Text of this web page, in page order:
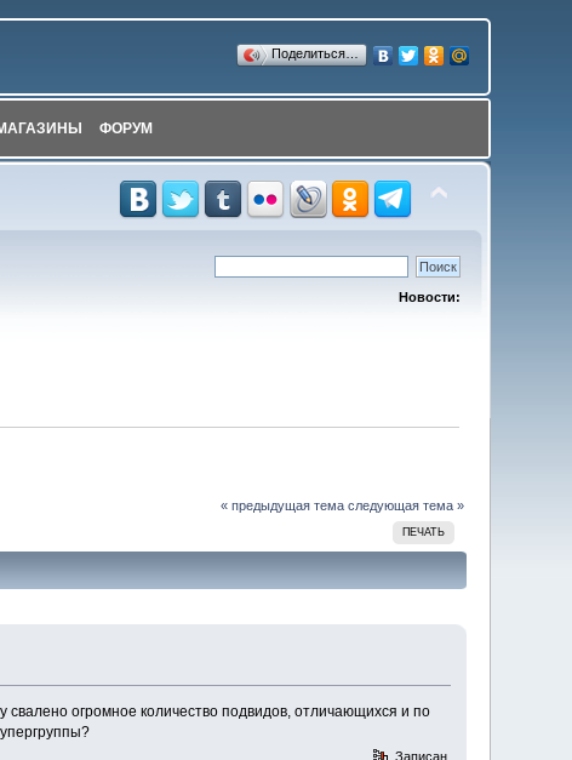
Поделиться…
ФОРУМ
Новости:
« предыдущая тема следующая тема »
ПЕЧАТЬ
огромное количество подвидов, отличающихся и по
Записан